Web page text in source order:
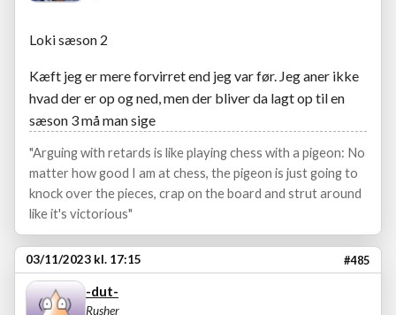
Loki sæson 2
Kæft jeg er mere forvirret end jeg var før. Jeg aner ikke
hvad der er op og ned, men der bliver da lagt op til en
sæson 3 må man sige
"Arguing with retards is like playing chess with a pigeon: No
matter how good I am at chess, the pigeon is just going to
knock over the pieces, crap on the board and strut around
like it's victorious"
03/11/2023 kl. 17:15 #485
-dut-
Rusher